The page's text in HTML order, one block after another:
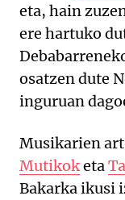
eta, hain
ere hartuko
osatzen dute
inguruan
Musikarien
Mutikoketa
Bakarka ikusi